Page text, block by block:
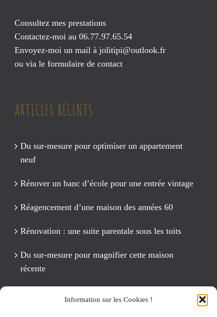
Information sur les Cookies !
Consultez mes prestations
Contactez-moi au 06.77.97.65.54
Envoyez-moi un mail à jolitipi@outlook.fr
ou via le formulaire de contact
ARTICLES RÉCENTS
Du sur-mesure pour optimiser un appartement
neuf
Rénover un banc d’école pour une entrée vintage
Réagencement d’une maison des années 60
Rénovation : une suite parentale sous les toits
Du sur-mesure pour magnifier cette maison
récente